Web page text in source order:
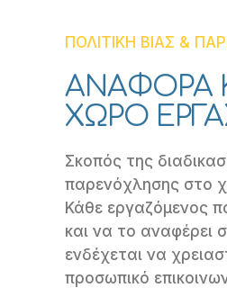
ΠΟΛΙΤΙΚΗ ΒΙΑΣ &
ΑΝΑΦΟΡΑ
ΧΩΡΟ
Σκοπός της
παρενόχλησης στο
Κάθε εργαζόμενος
και να το αναφέρει
ενδέχεται να
προσωπικό